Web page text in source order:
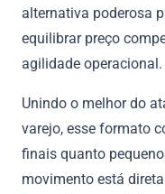
alternativa poderosa
equilibrar preço
agilidade operacional.
Unindo o melhor do
varejo, esse formato
finais quanto
movimento está